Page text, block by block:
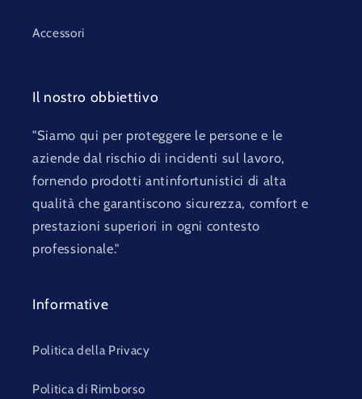
Accessori
Il nostro obbiettivo
"Siamo qui per proteggere le persone e le
aziende dal rischio di incidenti sul lavoro,
fornendo prodotti antinfortunistici di alta
qualità che garantiscono sicurezza, comfort e
prestazioni superiori in ogni contesto
professionale."
Informative
Politica della Privacy
Politica di Rimborso